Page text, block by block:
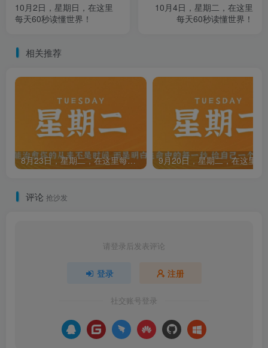
10月2日，星期日，在这里
每天60秒读懂世界！
10月4日，星期二，在这里
每天60秒读懂世界！
相关推荐
8月23日，星期二，在这里每天60秒读懂世界！
评论 抢沙发
请登录后发表评论
登录 注册
社交账号登录